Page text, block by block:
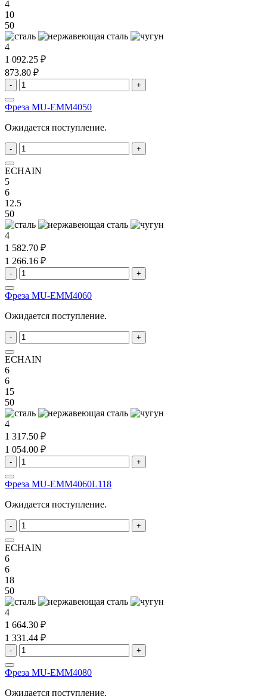
4
10
50
4
1 092.25 ₽
873.80 ₽
- +
Фреза MU-EMM4050
Ожидается поступление.
- +
ECHAIN
5
6
12.5
50
4
1 582.70 ₽
1 266.16 ₽
- +
Фреза MU-EMM4060
Ожидается поступление.
- +
ECHAIN
6
6
15
50
4
1 317.50 ₽
1 054.00 ₽
- +
Фреза MU-EMM4060L118
Ожидается поступление.
- +
ECHAIN
6
6
18
50
4
1 664.30 ₽
1 331.44 ₽
- +
Фреза MU-EMM4080
Ожидается поступление.